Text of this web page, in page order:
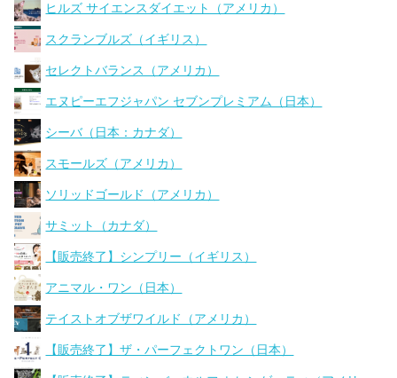
ヒルズ サイエンスダイエット（アメリカ）
スクランブルズ（イギリス）
セレクトバランス（アメリカ）
エヌピーエフジャパン セブンプレミアム（日本）
シーバ（日本：カナダ）
スモールズ（アメリカ）
ソリッドゴールド（アメリカ）
サミット（カナダ）
【販売終了】シンプリー（イギリス）
アニマル・ワン（日本）
テイストオブザワイルド（アメリカ）
【販売終了】ザ・パーフェクトワン（日本）